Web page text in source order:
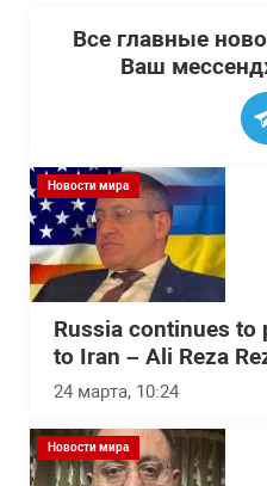
Все главные
Ваш
Новости мира
Russia continues
to Iran – Ali Reza
24 марта, 10:24
Новости мира